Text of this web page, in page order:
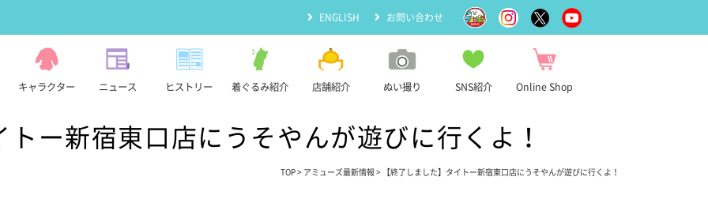
ENGLISH お問い合わせ
キャラクター ニュース ヒストリー 着ぐるみ紹介 店舗紹介 ぬい撮り SNS紹介 Online Shop
ー新宿東口店にうそやんが遊びに行くよ！
TOP > アミューズ最新情報 > 【終了しました】タイトー新宿東口店にうそやんが遊びに行くよ！